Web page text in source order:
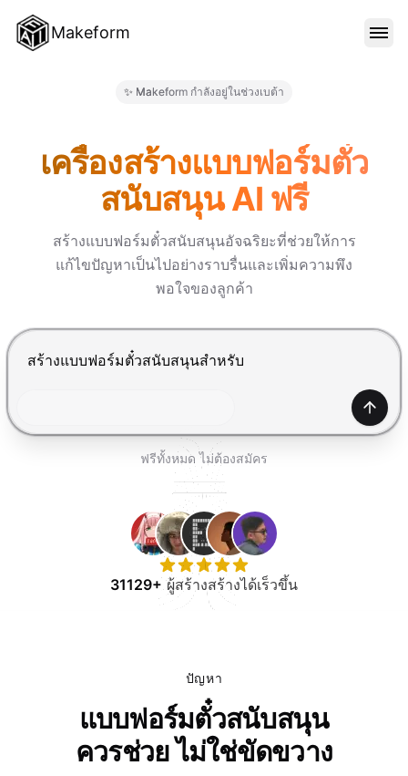
Makeform
เข้าสู่ระบบ
✨ Makeform กำลังอยู่ในช่วงเบต้า
เครื่องสร้างแบบฟอร์มตั๋ว
สนับสนุน AI ฟรี
สร้างแบบฟอร์มตั๋วสนับสนุนอัจฉริยะที่ช่วยให้การ
แก้ไขปัญหาเป็นไปอย่างราบรื่นและเพิ่มความพึง
พอใจของลูกค้า
กด Enter เพื่อส่ง, Shift+Enter เพื่อขึ้นบรรทัดใหม่
สร้าง
ฟรีทั้งหมด ไม่ต้องสมัคร
31129+ผู้สร้างสร้างได้เร็วขึ้น
ปัญหา
แบบฟอร์มตั๋วสนับสนุน
ควรช่วย ไม่ใช่ขัดขวาง